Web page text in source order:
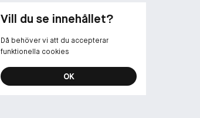
Vill du se innehållet?
Då behöver vi att du accepterar
funktionella cookies
OK